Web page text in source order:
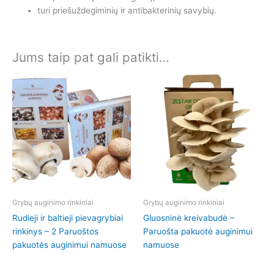
turi priešuždegiminių ir antibakterinių savybių.
Jums taip pat gali patikti…
Grybų auginimo rinkiniai
Rudieji ir baltieji pievagrybiai
rinkinys – 2 Paruoštos
pakuotės auginimui namuose
Grybų auginimo rinkiniai
Gluosninė kreivabudė –
Paruošta pakuotė auginimui
namuose